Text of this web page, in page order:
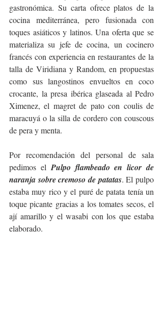
gastronómica. Su carta ofrece platos de la
cocina mediterránea, pero fusionada con
toques asiáticos y latinos. Una oferta que se
materializa su jefe de cocina, un cocinero
francés con experiencia en restaurantes de la
talla de Viridiana y Random, en propuestas
como sus langostinos envueltos en coco
crocante, la presa ibérica glaseada al Pedro
Ximenez, el magret de pato con coulis de
maracuyá o la silla de cordero con couscous
de pera y menta.
Por recomendación del personal de sala
pedimos el Pulpo flambeado en licor de
naranja sobre cremoso de patatas. El pulpo
estaba muy rico y el puré de patata tenía un
toque picante gracias a los tomates secos, el
ají amarillo y el wasabi con los que estaba
elaborado.